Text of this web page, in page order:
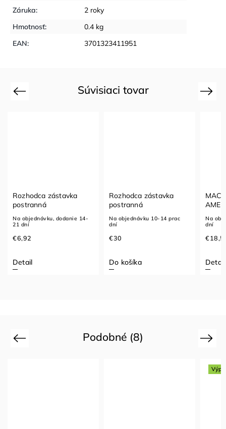
Záruka:
2 roky
Hmotnosť:
0.4 kg
EAN: 3701323411951
Súvisiaci tovar
Previous
Rozhodca zástavka
postranná
Na objednávku, dodanie 14-
21 dní
€6,92
Detail
Rozhodca zástavka
postranná
Na objednávku 10-14 prac
dní
€30
Do košíka
Na
dní
Detail
Next
Podobné (8)
Previous Next